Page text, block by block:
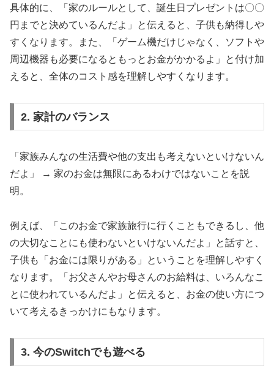
具体的に、「家のルールとして、誕生日プレゼントは〇〇
円までと決めているんだよ」と伝えると、子供も納得しや
すくなります。また、「ゲーム機だけじゃなく、ソフトや
周辺機器も必要になるともっとお金がかかるよ」と付け加
えると、全体のコスト感を理解しやすくなります。
2. 家計のバランス
「家族みんなの生活費や他の支出も考えないといけないん
だよ」 → 家のお金は無限にあるわけではないことを説
明。
例えば、「このお金で家族旅行に行くこともできるし、他
の大切なことにも使わないといけないんだよ」と話すと、
子供も「お金には限りがある」ということを理解しやすく
なります。「お父さんやお母さんのお給料は、いろんなこ
とに使われているんだよ」と伝えると、お金の使い方につ
いて考えるきっかけにもなります。
3. 今のSwitchでも遊べる